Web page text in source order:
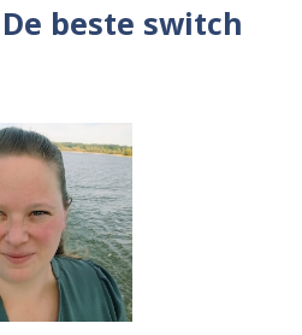
beste switch